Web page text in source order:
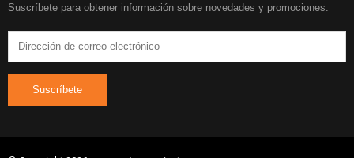
Suscríbete para obtener información sobre novedades y promociones.